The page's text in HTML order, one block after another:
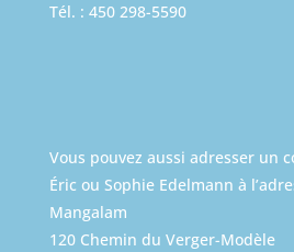
Tél. : 450 298-5590
Vous pouvez aussi adresser un
Éric ou Sophie Edelmann à
Mangalam
120 Chemin du Verger-Modèle